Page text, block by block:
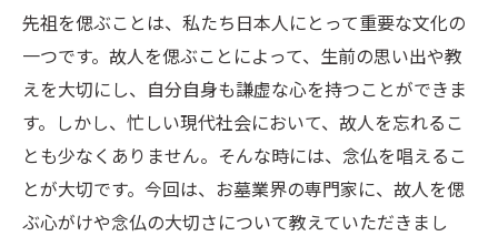
先祖を偲ぶことは、私たち日本人にとって重要な文化の
一つです。故人を偲ぶことによって、生前の思い出や教
えを大切にし、自分自身も謙虚な心を持つことができま
す。しかし、忙しい現代社会において、故人を忘れるこ
とも少なくありません。そんな時には、念仏を唱えるこ
とが大切です。今回は、お墓業界の専門家に、故人を偲
ぶ心がけや念仏の大切さについて教えていただきまし